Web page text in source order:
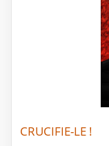
CRUCIFIE-LE !